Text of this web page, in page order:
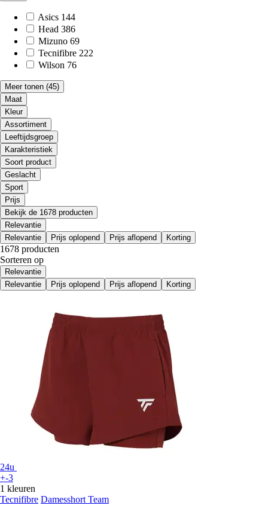
Asics 144
Head 386
Mizuno 69
Tecnifibre 222
Wilson 76
Meer tonen (45)
Maat
Kleur
Assortiment
Leeftijdsgroep
Karakteristiek
Soort product
Geslacht
Sport
Prijs
Bekijk de 1678 producten
Relevantie
Relevantie
Prijs oplopend Prijs aflopend Korting
1678 producten
Sorteren op
Relevantie
Relevantie
Prijs oplopend Prijs aflopend Korting
24u
+-3
1 kleuren
Tecnifibre Damesshort Team